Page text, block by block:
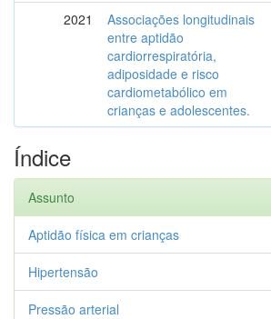
2021
Associações longitudinais
entre aptidão
cardiorrespiratória,
adiposidade e risco
cardiometabólico em
crianças e adolescentes.
Índice
Assunto
Aptidão física em crianças
Hipertensão
Pressão arterial